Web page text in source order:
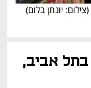
(צילום: יונתן בלום)